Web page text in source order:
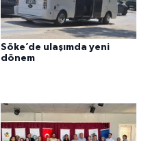
Söke’de ulaşımda yeni
dönem